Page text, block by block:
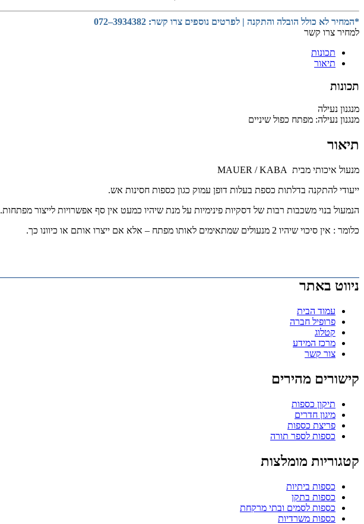
*המחיר לא כולל הובלה והתקנה | לפרטים נוספים צרו קשר: 3934382–072
למחיר צרו קשר
תכונות
תיאור
תכונות
מנגנון נעילה
מנגנון נעילה: מפתח כפול שיניים
תיאור
מנעול איכותי מבית MAUER / KABA
ייעודי להתקנה בדלתות כספת בעלות דופן עמוק כגון כספות חסינות אש.
הנמעול בנוי משכבות רבות של דסקיות פינימיות על מנת שיהיו כמעט אין סף אפשרויות לייצור מפתחות.
כלומר : אין סיכוי שיהיו 2 מנעולים שמתאימים לאותו מפתח – אלא אם ייצרו אותם או כיוונו כך.
ניווט באתר
עמוד הבית
פרופיל חברה
קטלוג
מרכז המידע
צור קשר
קישורים מהירים
תיקון כספות
מיגון חדרים
פריצת כספות
כספות לספר תורה
קטגוריות מומלצות
כספות ביתיות
כספות בתקן
כספות לסמים ובתי מרקחת
כספות משרדיות